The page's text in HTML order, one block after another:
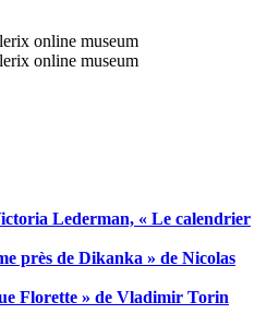
Lederman, « Le calendrier
près de Dikanka » de Nicolas
Florette » de Vladimir Torin